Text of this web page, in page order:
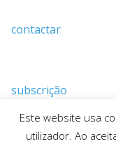
contactar
subscrição
Este website usa
utilizador. Ao